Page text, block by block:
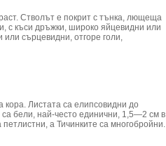
Стволът е покрит с тънка, лющеща
с къси дръжки, широко яйцевидни или
сърцевидни, отгоре голи,
Листата са елипсовидни до
бели, най-често единични, 1,5—2 см в
а Тичинките са многобройни.